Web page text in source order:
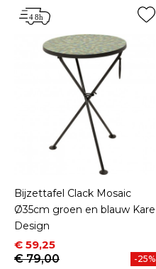
Bijzettafel Clack Mosaic
Ø35cm groen en blauw Kare
Design
Prijs
€ 59,25
Normale prijs
€ 79,00
-25%